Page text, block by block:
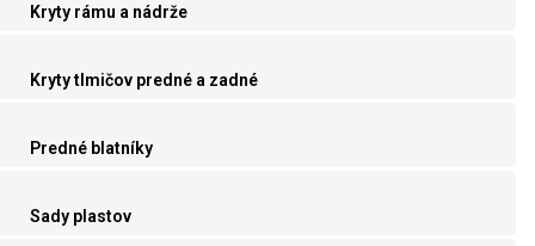
Kryty rámu a nádrže
Kryty tlmičov predné a zadné
Predné blatníky
Sady plastov